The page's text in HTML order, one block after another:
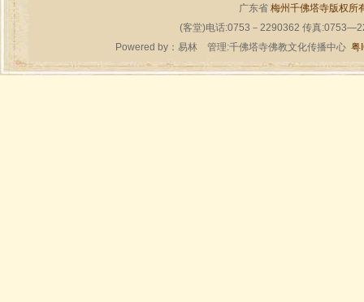
广东省 梅州千佛塔寺版权所
(客堂)电话:0753－2290362 传真
Powered by： 易林管理:千佛塔寺佛教文化传播中心 粤